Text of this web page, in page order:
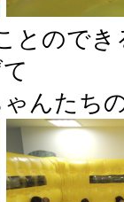
とので
んたち